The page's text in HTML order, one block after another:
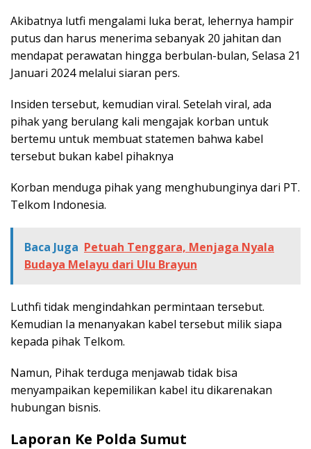
Akibatnya lutfi mengalami luka berat, lehernya hampir
putus dan harus menerima sebanyak 20 jahitan dan
mendapat perawatan hingga berbulan-bulan, Selasa 21
Januari 2024 melalui siaran pers.
Insiden tersebut, kemudian viral. Setelah viral, ada
pihak yang berulang kali mengajak korban untuk
bertemu untuk membuat statemen bahwa kabel
tersebut bukan kabel pihaknya
Korban menduga pihak yang menghubunginya dari PT.
Telkom Indonesia.
Baca Juga Petuah Tenggara, Menjaga Nyala
Budaya Melayu dari Ulu Brayun
Luthfi tidak mengindahkan permintaan tersebut.
Kemudian Ia menanyakan kabel tersebut milik siapa
kepada pihak Telkom.
Namun, Pihak terduga menjawab tidak bisa
menyampaikan kepemilikan kabel itu dikarenakan
hubungan bisnis.
Laporan Ke Polda Sumut